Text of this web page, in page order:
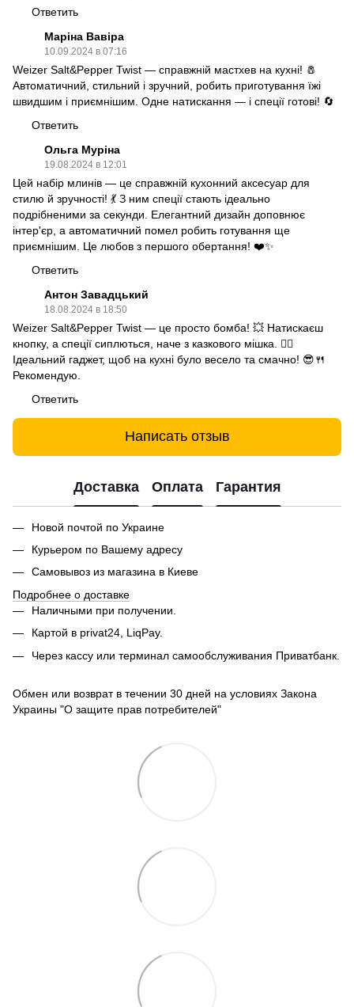
Ответить
Маріна Вавіра
10.09.2024 в 07:16
Weizer Salt&Pepper Twist — справжній мастхев на кухні! 🧂
Автоматичний, стильний і зручний, робить приготування їжі
швидшим і приємнішим. Одне натискання — і спеції готові! 🔄
Ответить
Ольга Муріна
19.08.2024 в 12:01
Цей набір млинів — це справжній кухонний аксесуар для
стилю й зручності! 💃 З ним спеції стають ідеально
подрібненими за секунди. Елегантний дизайн доповнює
інтер'єр, а автоматичний помел робить готування ще
приємнішим. Це любов з першого обертання! ❤️✨
Ответить
Антон Завадцький
18.08.2024 в 18:50
Weizer Salt&Pepper Twist — це просто бомба! 💥 Натискаєш
кнопку, а спеції сиплються, наче з казкового мішка. 🧙‍♂️
Ідеальний гаджет, щоб на кухні було весело та смачно! 😎🍴
Рекомендую.
Ответить
Написать отзыв
Доставка Оплата Гарантия
Новой почтой по Украине
Курьером по Вашему адресу
Самовывоз из магазина в Киеве
Подробнее о доставке
Наличными при получении.
Картой в privat24, LiqPay.
Через кассу или терминал самообслуживания Приватбанк.
Обмен или возврат в течении 30 дней на условиях Закона
Украины "О защите прав потребителей"